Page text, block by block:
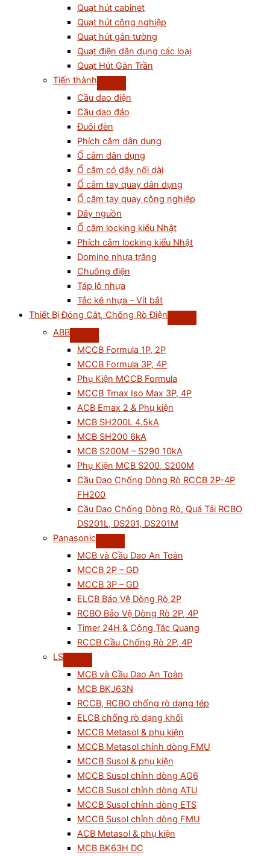
Quạt hút cabinet
Quạt hút công nghiệp
Quạt hút gắn tường
Quạt điện dân dụng các loại
Quạt Hút Gắn Trần
Tiến thành
Cầu dao điện
Cầu dao đảo
Đuôi đèn
Phích cắm dân dụng
Ổ cắm dân dụng
Ổ cắm có dây nối dài
Ổ cắm tay quay dân dụng
Ổ cắm tay quay công nghiệp
Dây nguồn
Ổ cắm locking kiểu Nhật
Phích cắm locking kiểu Nhật
Domino nhựa trắng
Chuông điện
Táp lô nhựa
Tắc kê nhựa – Vít bắt
Thiết Bị Đóng Cắt, Chống Rò Điện
ABB
MCCB Formula 1P, 2P
MCCB Formula 3P, 4P
Phụ Kiện MCCB Formula
MCCB Tmax Iso Max 3P, 4P
ACB Emax 2 & Phụ kiện
MCB SH200L 4.5kA
MCB SH200 6kA
MCB S200M – S290 10kA
Phụ Kiện MCB S200, S200M
Cầu Dao Chống Dòng Rò RCCB 2P-4P
FH200
Cầu Dao Chống Dòng Rò, Quá Tải RCBO
DS201L, DS201, DS201M
Panasonic
MCB và Cầu Dao An Toàn
MCCB 2P – GD
MCCB 3P – GD
ELCB Bảo Vệ Dòng Rò 2P
RCBO Bảo Vệ Dòng Rò 2P, 4P
Timer 24H & Công Tắc Quang
RCCB Cầu Chống Rò 2P, 4P
LS
MCB và Cầu Dao An Toàn
MCB BKJ63N
RCCB, RCBO chống rò dạng tép
ELCB chống rò dạng khối
MCCB Metasol & phụ kiện
MCCB Metasol chỉnh dòng FMU
MCCB Susol & phụ kiện
MCCB Susol chỉnh dòng AG6
MCCB Susol chỉnh dòng ATU
MCCB Susol chỉnh dòng ETS
MCCB Susol chỉnh dòng FMU
ACB Metasol & phụ kiện
MCB BK63H DC